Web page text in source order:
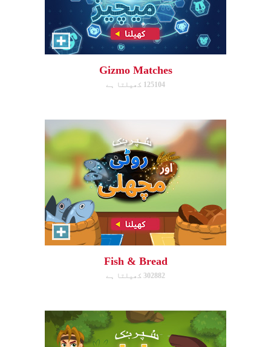
Gizmo Matches
125104 کھیلتا ہے
Fish & Bread
Make the number of fish and
bread equal for each person
Fish & Bread
302882 کھیلتا ہے
David, Sheep Protector
Help David protect his sheep by
directing his attack on lions and